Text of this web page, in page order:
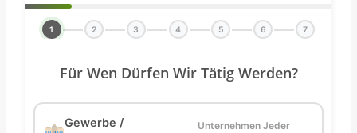
1 2 3 4 5 6 7
Für Wen Dürfen Wir Tätig Werden?
Gewerbe /
Unternehmen Jeder